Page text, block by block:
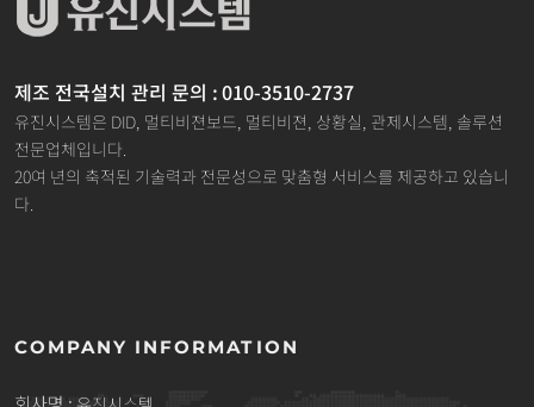
제조 전국설치 관리 문의 : 010-3510-2737
유진시스템은 DID, 멀티비젼보드, 멀티비젼, 상황실, 관제시스템, 솔루션
전문업체입니다.
20여 년의 축적된 기술력과 전문성으로 맞춤형 서비스를 제공하고 있습니
다.
COMPANY INFORMATION